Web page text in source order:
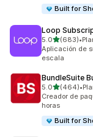
Built for
Loop
5.0de 5(683)
683 reseñas
•
Aplicación de
escala
BundleSuite
5.0de 5(464)
464 reseñas
•
Creador de
horas
Built for